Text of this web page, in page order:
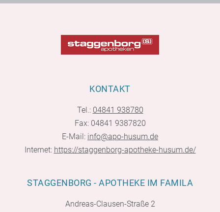
KONTAKT
Tel.: 04841 938780
Fax: 04841 9387820
E-Mail: info@apo-husum.de
Internet: https://staggenborg-apotheke-husum.de/
STAGGENBORG - APOTHEKE IM FAMILA
Andreas-Clausen-Straße 2